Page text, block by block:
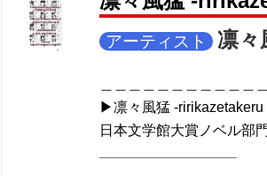
＿＿＿＿＿＿＿＿＿＿＿＿＿＿＿＿＿＿
＿＿＿＿＿＿＿＿＿＿＿＿＿＿＿＿＿＿
▶︎求めない惑星 [小説/ #絵本 版]
＜小説/絵本版＞ 凛々風猛 -ririkazetakeru
アーティスト 凛々
▶︎凛々風猛 -ririkazetakeru
日本文学館大賞ノベル部
＿＿＿＿＿＿＿＿＿＿＿